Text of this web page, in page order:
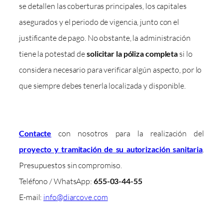
se detallen las coberturas principales, los capitales
asegurados y el periodo de vigencia, junto con el
justificante de pago. No obstante, la administración
tiene la potestad desolicitar la póliza completa si lo
considera necesario para verificar algún aspecto, por lo
que siempre debes tenerla localizada y disponible.
Contacte con nosotros para la realización del
proyecto y tramitación de su autorización sanitaria
Presupuestos sin compromiso.
Teléfono / WhatsApp: 655-03-44-55
E-mail: info@diarcove.com